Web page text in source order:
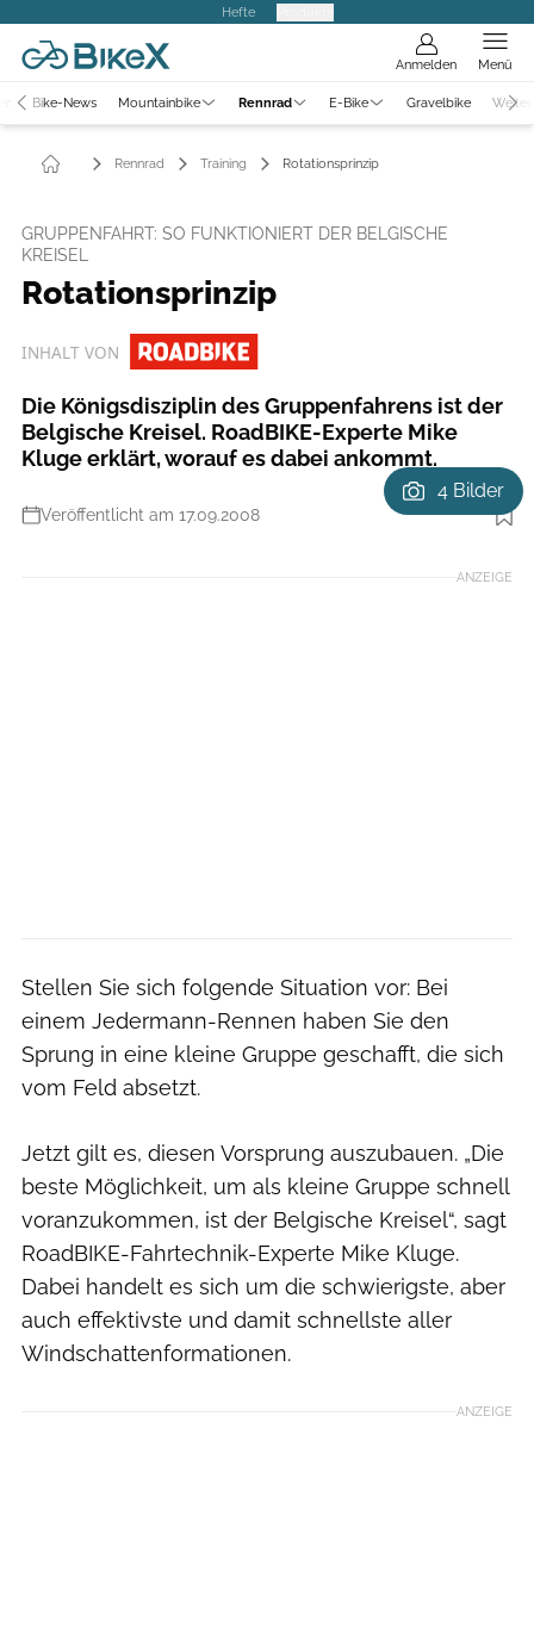
Hefte
Anmelden Menü
Bike-News Mountainbike Rennrad E-Bike Gravelbike
Rennrad Training Rotationsprinzip
GRUPPENFAHRT: SO FUNKTIONIERT DER BELGISCHE
KREISEL
Rotationsprinzip
INHALT VON
Die Königsdisziplin des Gruppenfahrens ist der
Belgische Kreisel. RoadBIKE-­Experte Mike
Kluge erklärt, worauf es dabei ankommt.
Veröffentlicht am 17.09.2008
4 Bilder
ANZEIGE
Stellen Sie sich folgende Situation vor: Bei
einem Jedermann-Rennen haben Sie den
Sprung in eine kleine Gruppe geschafft, die sich
vom Feld absetzt.
Jetzt gilt es, diesen Vorsprung auszubauen. „Die
beste Möglichkeit, um als kleine Gruppe schnell
voranzukommen, ist der Belgische Kreisel“, sagt
RoadBIKE-Fahrtechnik-Experte Mike Kluge.
Dabei handelt es sich um die schwierigste, aber
auch effektivste und damit schnellste aller
Windschattenformationen.
ANZEIGE